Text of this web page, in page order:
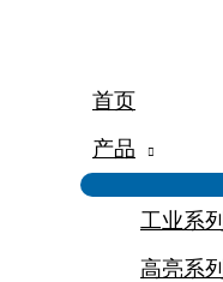
首页
产品
工业系列
高亮系列